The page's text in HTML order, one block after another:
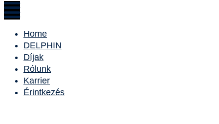
Home
DELPHIN
Díjak
Rólunk
Karrier
Érintkezés